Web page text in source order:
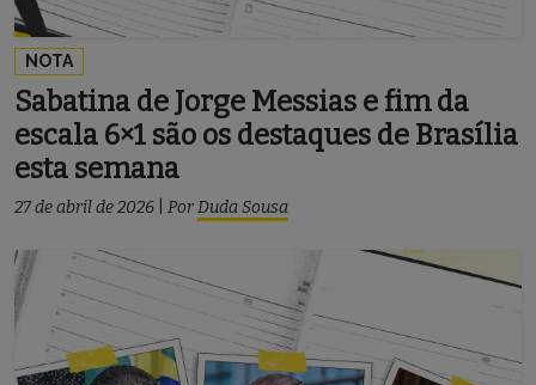
NOTA
Sabatina de Jorge Messias e fim da
escala 6×1 são os destaques de Brasília
esta semana
27 de abril de 2026 PorDuda Sousa